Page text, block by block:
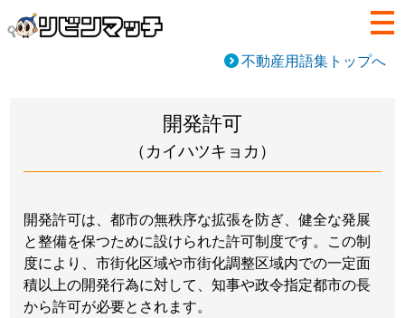
不動産用語集トップへ
開発許可
（カイハツキョカ）
開発許可は、都市の無秩序な拡張を防ぎ、健全な発展
と整備を保つために設けられた許可制度です。この制
度により、市街化区域や市街化調整区域内での一定面
積以上の開発行為に対して、知事や政令指定都市の長
から許可が必要とされます。